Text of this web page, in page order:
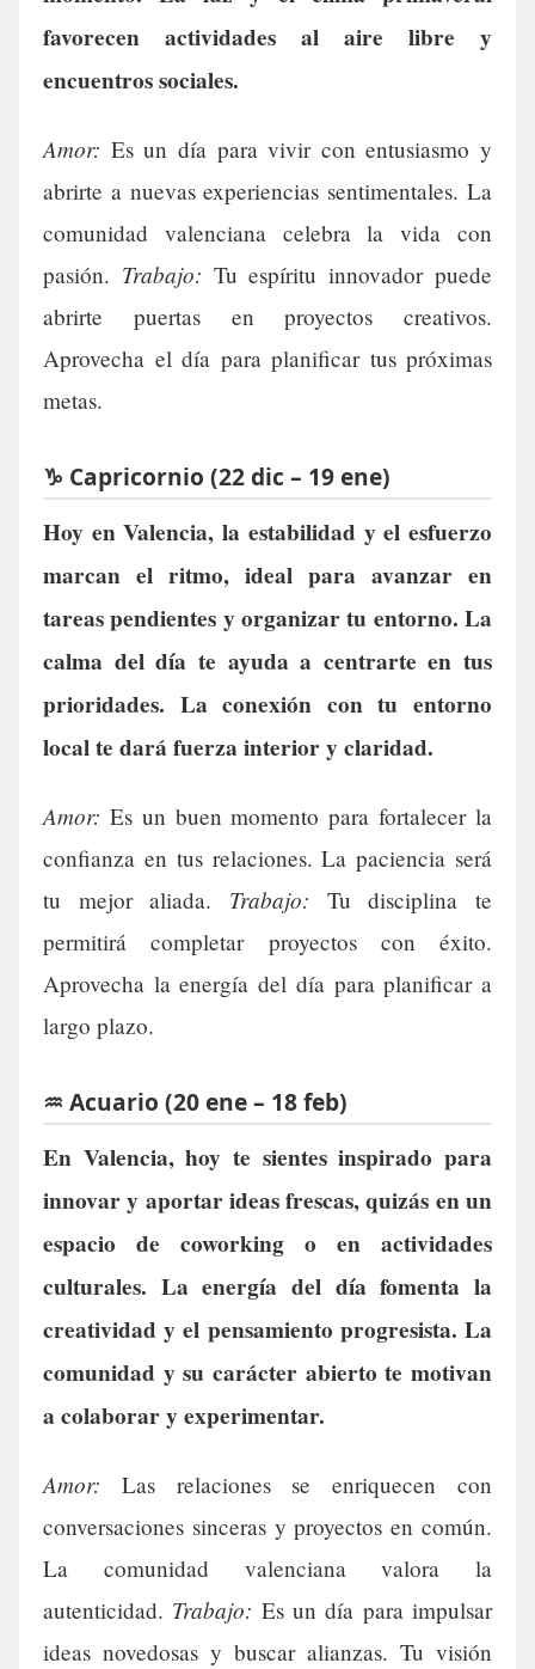
favorecen actividades al aire libre y
encuentros sociales.
Amor: Es un día para vivir con entusiasmo y
abrirte a nuevas experiencias sentimentales. La
comunidad valenciana celebra la vida con
pasión. Trabajo: Tu espíritu innovador puede
abrirte puertas en proyectos creativos.
Aprovecha el día para planificar tus próximas
metas.
♑ Capricornio (22 dic – 19 ene)
Hoy en Valencia, la estabilidad y el esfuerzo
marcan el ritmo, ideal para avanzar en
tareas pendientes y organizar tu entorno. La
calma del día te ayuda a centrarte en tus
prioridades. La conexión con tu entorno
local te dará fuerza interior y claridad.
Amor: Es un buen momento para fortalecer la
confianza en tus relaciones. La paciencia será
tu mejor aliada. Trabajo: Tu disciplina te
permitirá completar proyectos con éxito.
Aprovecha la energía del día para planificar a
largo plazo.
♒ Acuario (20 ene – 18 feb)
En Valencia, hoy te sientes inspirado para
innovar y aportar ideas frescas, quizás en un
espacio de coworking o en actividades
culturales. La energía del día fomenta la
creatividad y el pensamiento progresista. La
comunidad y su carácter abierto te motivan
a colaborar y experimentar.
Amor: Las relaciones se enriquecen con
conversaciones sinceras y proyectos en común.
La comunidad valenciana valora la
autenticidad. Trabajo: Es un día para impulsar
ideas novedosas y buscar alianzas. Tu visión